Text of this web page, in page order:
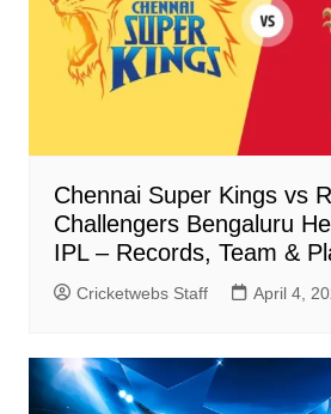
Chennai Super Kings vs
Challengers Bengaluru
IPL – Records, Team &
Cricketwebs Staff April 4,